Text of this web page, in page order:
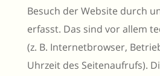
Besuch der Website durch
erfasst. Das sind vor allem
(z. B. Internetbrowser,
Uhrzeit des Seitenaufrufs).